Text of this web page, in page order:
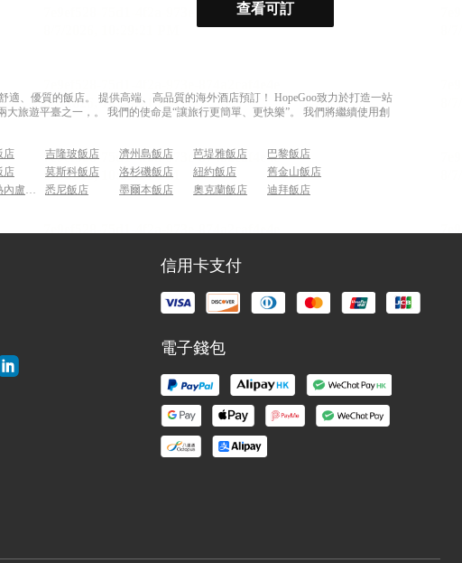
查看可訂
、優質的飯店。 提供高端、高品質的海外酒店預訂！ HopeGoo致力於打造一站
旅遊平臺之一，。 我們的使命是“讓旅行更簡單、更快樂”。 我們將繼續使用創
店 吉隆玻飯店 濟州島飯店 芭堤雅飯店
巴黎飯店
店 莫斯科飯店 洛杉磯飯店 紐約飯店
舊金山飯店
里約熱內盧飯店 悉尼飯店 墨爾本飯店 奧克蘭飯店
迪拜飯店
信用卡支付
電子錢包